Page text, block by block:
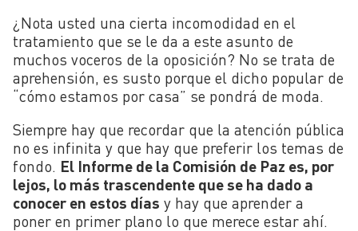
¿Nota usted una cierta incomodidad en el
tratamiento que se le da a este asunto de
muchos voceros de la oposición? No se trata de
aprehensión, es susto porque el dicho popular de
“cómo estamos por casa” se pondrá de moda.
Siempre hay que recordar que la atención pública
no es infinita y que hay que preferir los temas de
fondo. El Informe de la Comisión de Paz es, por
lejos, lo más trascendente que se ha dado a
conocer en estos días y hay que aprender a
poner en primer plano lo que merece estar ahí.